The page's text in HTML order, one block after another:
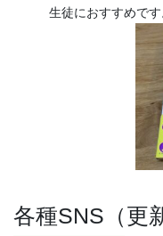
生徒におすすめです
各種SNS（更